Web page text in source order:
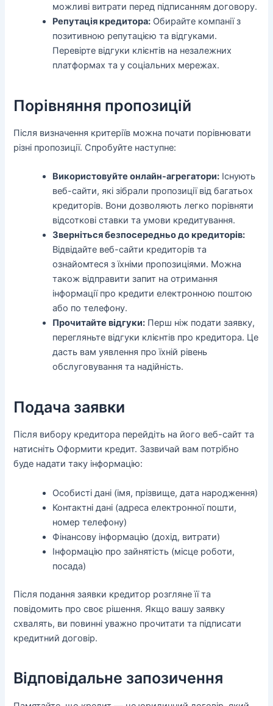
можливі витрати перед підписанням договору.
Репутація кредитора: Обирайте компанії з
позитивною репутацією та відгуками.
Перевірте відгуки клієнтів на незалежних
платформах та у соціальних мережах.
Порівняння пропозицій
Після визначення критеріїв можна почати порівнювати
різні пропозиції. Спробуйте наступне:
Використовуйте онлайн-агрегатори: Існують
веб-сайти, які зібрали пропозиції від багатьох
кредиторів. Вони дозволяють легко порівняти
відсоткові ставки та умови кредитування.
Зверніться безпосередньо до кредиторів:
Відвідайте веб-сайти кредиторів та
ознайомтеся з їхніми пропозиціями. Можна
також відправити запит на отримання
інформації про кредити електронною поштою
або по телефону.
Прочитайте відгуки: Перш ніж подати заявку,
перегляньте відгуки клієнтів про кредитора. Це
дасть вам уявлення про їхній рівень
обслуговування та надійність.
Подача заявки
Після вибору кредитора перейдіть на його веб-сайт та
натисніть Оформити кредит. Зазвичай вам потрібно
буде надати таку інформацію:
Особисті дані (імя, прізвище, дата народження)
Контактні дані (адреса електронної пошти,
номер телефону)
Фінансову інформацію (дохід, витрати)
Інформацію про зайнятість (місце роботи,
посада)
Після подання заявки кредитор розгляне її та
повідомить про своє рішення. Якщо вашу заявку
схвалять, ви повинні уважно прочитати та підписати
кредитний договір.
Відповідальне запозичення